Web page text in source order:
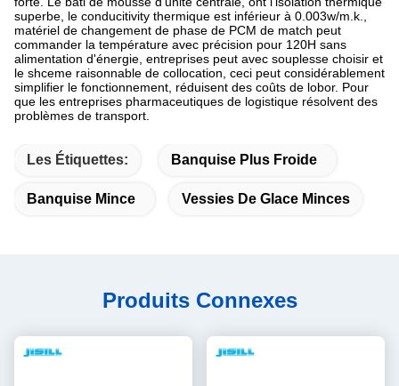
superbe, le conducitivity thermique est inférieur à 0.003w/m.k.,
matériel de changement de phase de PCM de match peut
commander la température avec précision pour 120H sans
alimentation d'énergie, entreprises peut avec souplesse choisir et
le shceme raisonnable de collocation, ceci peut considérablement
simplifier le fonctionnement, réduisent des coûts de lobor. Pour
que les entreprises pharmaceutiques de logistique résolvent des
problèmes de transport.
Les Étiquettes: Banquise Plus Froide
Banquise Mince Vessies De Glace Minces
Produits Connexes